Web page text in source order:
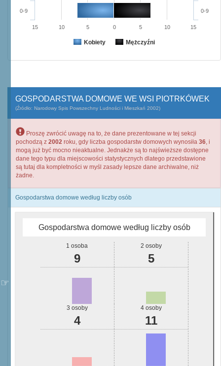
Kobiety Mężczyźni
0-9 0-9
15 10 5 0 5 10 15
GOSPODARSTWA DOMOWE WE WSI PIOTRKÓWEK
(Źródło: Narodowy Spis Powszechny Ludności i Mieszkań 2002)
Proszę zwrócić uwagę na to, że dane prezentowane w tej sekcji
pochodzą z 2002 roku, gdy liczba gospodarstw domowych wynosiła 36, i
mogą już być mocno nieaktualne. Jednakże są to najświeższe dostępne
dane tego typu dla miejscowości statystycznych dlatego przedstawione
są tutaj dla kompletności w myśl zasady lepsze dane archiwalne, niż
żadne.
Gospodarstwa domowe według liczby osób
Gospodarstwa domowe według liczby osób
1 osoba
9
2 osoby
5
3 osoby
4
4 osoby
11